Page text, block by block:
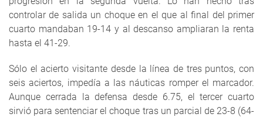
controlar de salida un choque en el que al final del primer
cuarto mandaban 19-14 y al descanso ampliaran la renta
hasta el 41-29.
Sólo el acierto visitante desde la línea de tres puntos, con
seis aciertos, impedía a las náuticas romper el marcador.
Aunque cerrada la defensa desde 6.75, el tercer cuarto
sirvió para sentenciar el choque tras un parcial de 23-8 (64-